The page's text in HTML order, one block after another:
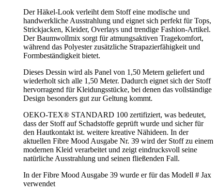
Der Häkel-Look verleiht dem Stoff eine modische und
handwerkliche Ausstrahlung und eignet sich perfekt für Tops,
Strickjacken, Kleider, Overlays und trendige Fashion-Artikel.
Der Baumwollmix sorgt für atmungsaktiven Tragekomfort,
während das Polyester zusätzliche Strapazierfähigkeit und
Formbeständigkeit bietet.
Dieses Dessin wird als Panel von 1,50 Metern geliefert und
wiederholt sich alle 1,50 Meter. Dadurch eignet sich der Stoff
hervorragend für Kleidungsstücke, bei denen das vollständige
Design besonders gut zur Geltung kommt.
OEKO-TEX® STANDARD 100 zertifiziert, was bedeutet,
dass der Stoff auf Schadstoffe geprüft wurde und sicher für
den Hautkontakt ist. weitere kreative Nähideen. In der
aktuellen Fibre Mood Ausgabe Nr. 39 wird der Stoff zu einem
modernen Kleid verarbeitet und zeigt eindrucksvoll seine
natürliche Ausstrahlung und seinen fließenden Fall.
In der Fibre Mood Ausgabe 39 wurde er für das Modell # Jax
verwendet